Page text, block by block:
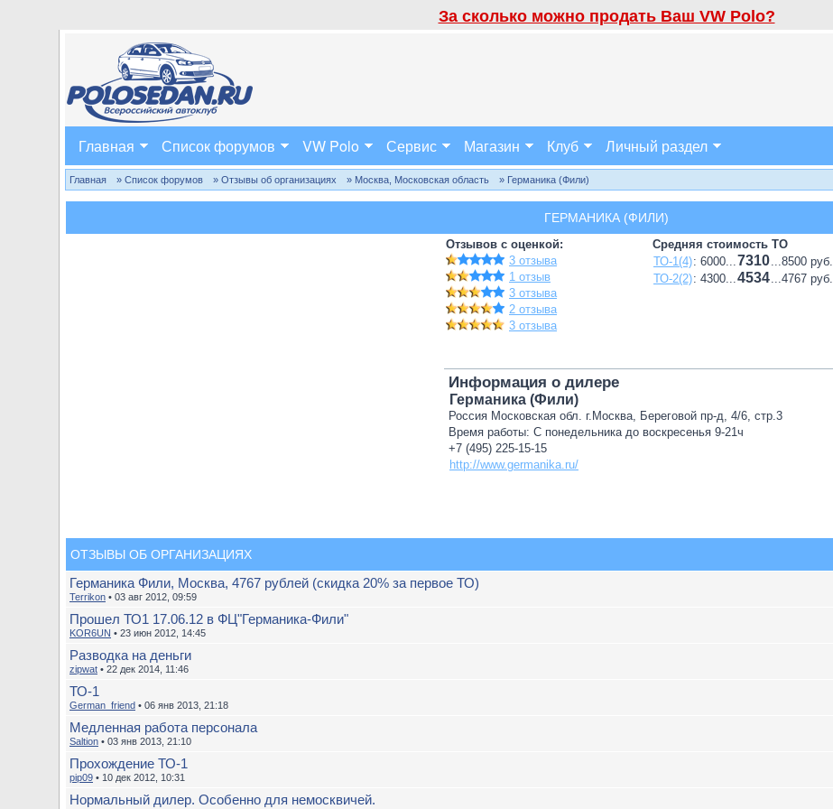
За сколько можно продать Ваш VW Polo?
Главная Список форумов VW Polo Сервис Магазин Клуб Личный раздел
Главная » Список форумов » Отзывы об организациях » Москва, Московская область » Германика (Фили)
ГЕРМАНИКА (ФИЛИ)
Отзывов с оценкой:
3 отзыва
1 отзыв
3 отзыва
2 отзыва
3 отзыва
Средняя стоимость ТО
ТО-1(4): 6000...7310...8500 руб.
ТО-2(2): 4300...4534...4767 руб.
Информация о дилере
Германика (Фили)
Россия Московская обл. г.Москва, Береговой пр-д, 4/6, стр.3
Время работы: С понедельника до воскресенья 9-21ч
+7 (495) 225-15-15
http://www.germanika.ru/
ОТЗЫВЫ ОБ ОРГАНИЗАЦИЯХ
Германика Фили, Москва, 4767 рублей (скидка 20% за первое ТО)
Terrikon • 03 авг 2012, 09:59
Прошел ТО1 17.06.12 в ФЦ"Германика-Фили"
KOR6UN • 23 июн 2012, 14:45
Разводка на деньги
zipwat • 22 дек 2014, 11:46
ТО-1
German_friend • 06 янв 2013, 21:18
Медленная работа персонала
Saltion • 03 янв 2013, 21:10
Прохождение ТО-1
pip09 • 10 дек 2012, 10:31
Нормальный дилер. Особенно для немосквичей.